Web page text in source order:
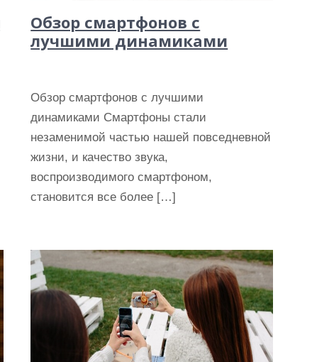
Обзор смартфонов с
лучшими динамиками
Обзор смартфонов с лучшими
динамиками Смартфоны стали
незаменимой частью нашей повседневной
жизни, и качество звука,
воспроизводимого смартфоном,
становится все более […]